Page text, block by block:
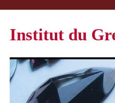
Institut du